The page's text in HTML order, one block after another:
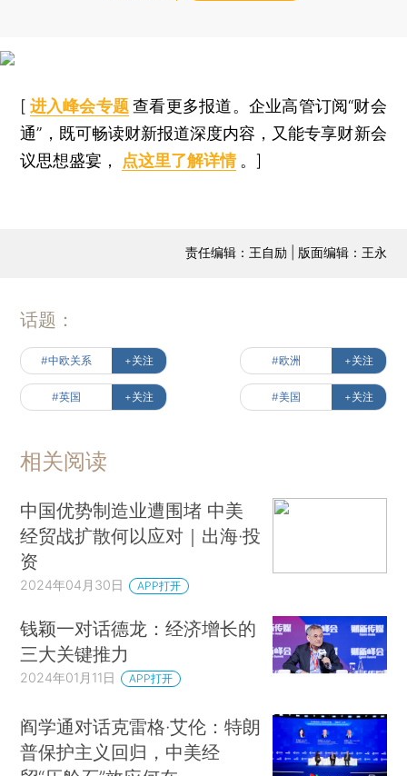
[ 进入峰会专题 查看更多报道。企业高管订阅“财会
通”，既可畅读财新报道深度内容，又能专享财新会
议思想盛宴，
点这里了解详情 。]
责任编辑：王自励 | 版面编辑：王永
话题：
#中欧关系 +关注 #欧洲 +关注
#英国 +关注 #美国 +关注
相关阅读
中国优势制造业遭围堵 中美
经贸战扩散何以应对｜出海·投
资
2024年04月30日 APP打开
钱颖一对话德龙：经济增长的
三大关键推力
2024年01月11日 APP打开
阎学通对话克雷格·艾伦：特朗
普保护主义回归，中美经